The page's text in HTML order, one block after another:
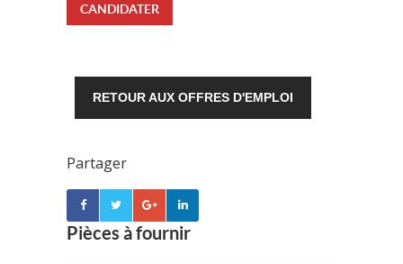
CANDIDATER
RETOUR AUX OFFRES D'EMPLOI
Partager
Pièces à fournir